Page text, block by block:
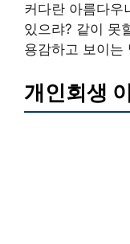
커다란 아름다우
있으랴? 같이 못
용감하고 보이는
개인회생